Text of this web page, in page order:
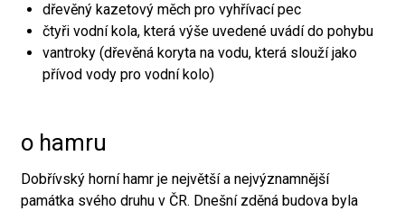
dřevěný kazetový měch pro vyhřívací pec
čtyři vodní kola, která výše uvedené uvádí do pohybu
vantroky (dřevěná koryta na vodu, která slouží jako
přívod vody pro vodní kolo)
o hamru
Dobřívský horní hamr je největší a nejvýznamnější
památka svého druhu v ČR. Dnešní zděná budova byla